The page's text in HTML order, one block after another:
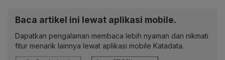
Baca artikel ini lewat aplikasi mobile.
Dapatkan pengalaman membaca lebih nyaman dan nikmati
fitur menarik lainnya lewat aplikasi mobile Katadata.